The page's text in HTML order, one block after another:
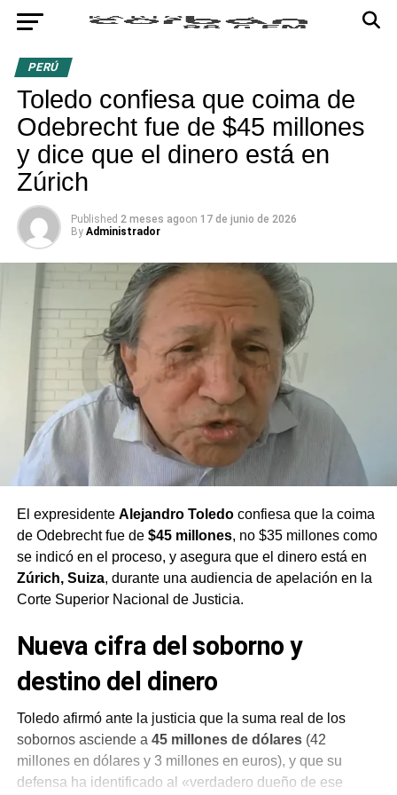
PERÚ
Toledo confiesa que coima de
Odebrecht fue de $45 millones
y dice que el dinero está en
Zúrich
Published 2 meses agoon 17 de junio de 2026
By Administrador
El expresidente Alejandro Toledoconfiesa que la coima
de Odebrecht fue de $45 millones, no $35 millones como
se indicó en el proceso, y asegura que el dinero está en
Zúrich, Suiza, durante una audiencia de apelación en la
Corte Superior Nacional de Justicia.
Nueva cifra del soborno y
destino del dinero
Toledo afirmó ante la justicia que la suma real de los
sobornos asciende a 45 millones de dólares(42
millones en dólares y 3 millones en euros), y que su
defensa ha identificado al «verdadero dueño de ese